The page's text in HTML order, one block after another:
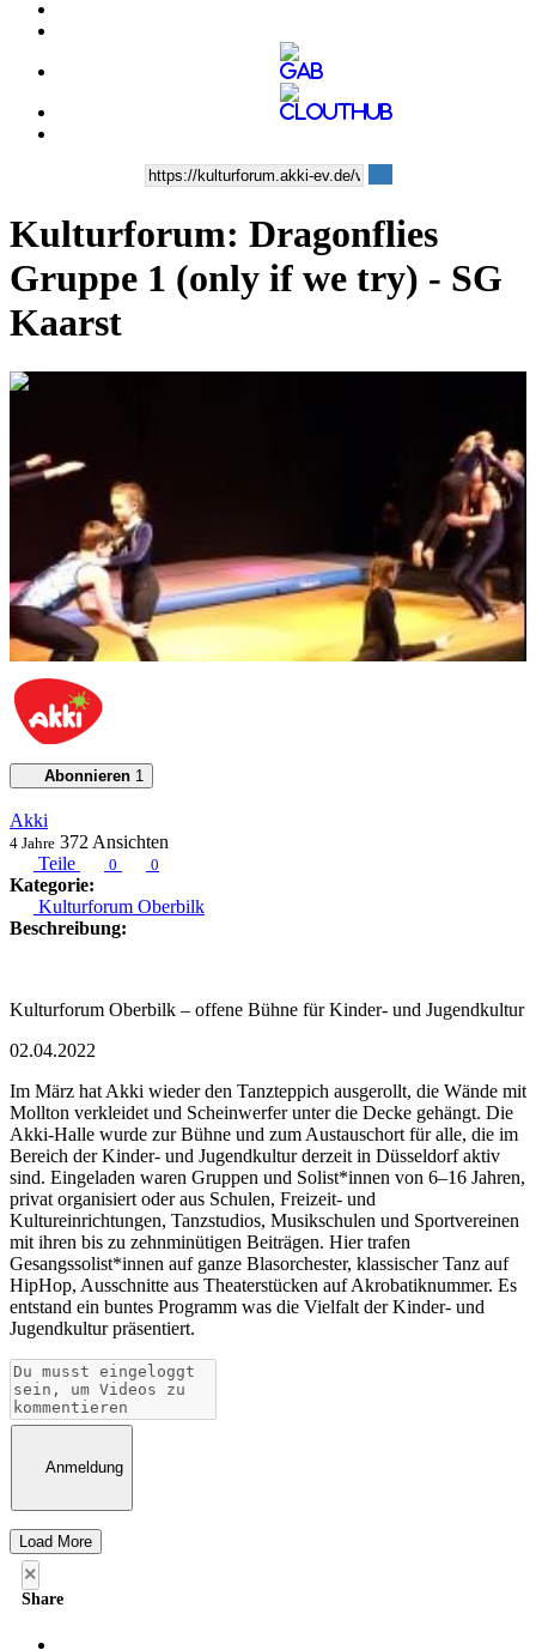
Kulturforum: Dragonflies
Gruppe 1 (only if we try) - SG
Kaarst
0:05:25
Abonnieren 1
Akki
4 Jahre 372 Ansichten
Teile
0 0
Kategorie:
Kulturforum Oberbilk
Beschreibung:
Kulturforum Oberbilk – offene Bühne für Kinder- und Jugendkultur
02.04.2022
Im März hat Akki wieder den Tanzteppich ausgerollt, die Wände mit
Mollton verkleidet und Scheinwerfer unter die Decke gehängt. Die
Akki-Halle wurde zur Bühne und zum Austauschort für alle, die im
Bereich der Kinder- und Jugendkultur derzeit in Düsseldorf aktiv
sind. Eingeladen waren Gruppen und Solist*innen von 6–16 Jahren,
privat organisiert oder aus Schulen, Freizeit- und
Kultureinrichtungen, Tanzstudios, Musikschulen und Sportvereinen
mit ihren bis zu zehnminütigen Beiträgen. Hier trafen
Gesangssolist*innen auf ganze Blasorchester, klassischer Tanz auf
HipHop, Ausschnitte aus Theaterstücken auf Akrobatiknummer. Es
entstand ein buntes Programm was die Vielfalt der Kinder- und
Jugendkultur präsentiert.
Anmeldung
Load More
×
Share